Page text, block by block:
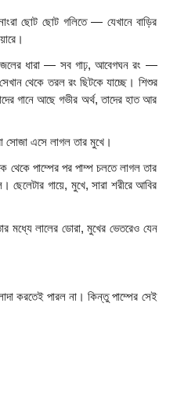
ছোট ছোট গলিতে — যেখানে বাড়ির
জলের ধারা — সব গাঢ়, আবেগঘন রং —
থেকে তরল রং ছিটকে যাচ্ছে। শিশুর
গানে আছে গভীর অর্থ, তাদের হাত আর
সোজা এসে লাগল তার মুখে।
পাম্পের পর পাম্প চলতে লাগল তার
গায়ে, মুখে, সারা শরীরে আবির
মধ্যে লালের ডোরা, মুখের ভেতরেও যেন
করতেই পারল না। কিন্তু পাম্পের সেই